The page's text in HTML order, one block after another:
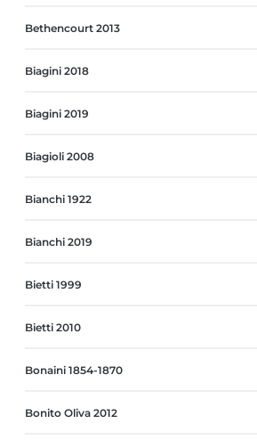
Bethencourt 2013
Biagini 2018
Biagini 2019
Biagioli 2008
Bianchi 1922
Bianchi 2019
Bietti 1999
Bietti 2010
Bonaini 1854-1870
Bonito Oliva 2012